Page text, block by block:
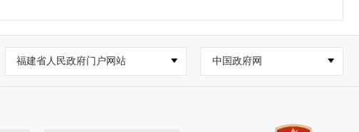
福建省人民政府门户网站 中国政府网